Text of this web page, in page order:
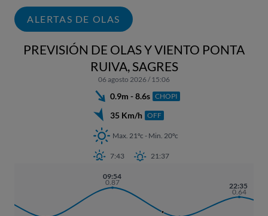
ALERTAS DE OLAS
PREVISIÓN DE OLAS Y VIENTO PONTA
RUIVA, SAGRES
06 agosto 2026 / 15:06
0.9m - 8.6s CHOPI
35 Km/h OFF
Max. 21ºc - Min. 20ºc
7:43 21:37
09:54
0.87 22:35
0.64